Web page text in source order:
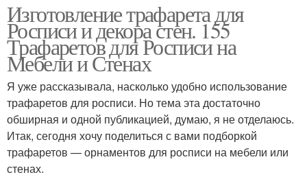
Изготовление трафарета для
Росписи и декора стен. 155
Трафаретов для Росписи на
Мебели и Стенах
Я уже рассказывала, насколько удобно использование
трафаретов для росписи. Но тема эта достаточно
обширная и одной публикацией, думаю, я не отделаюсь.
Итак, сегодня хочу поделиться с вами подборкой
трафаретов — орнаментов для росписи на мебели или
стенах.